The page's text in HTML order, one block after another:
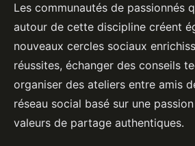
Les communautés de passionnés
autour de cette discipline créent
nouveaux cercles sociaux
réussites, échanger des conseils
organiser des ateliers entre amis
réseau social basé sur une
valeurs de partage authentiques.